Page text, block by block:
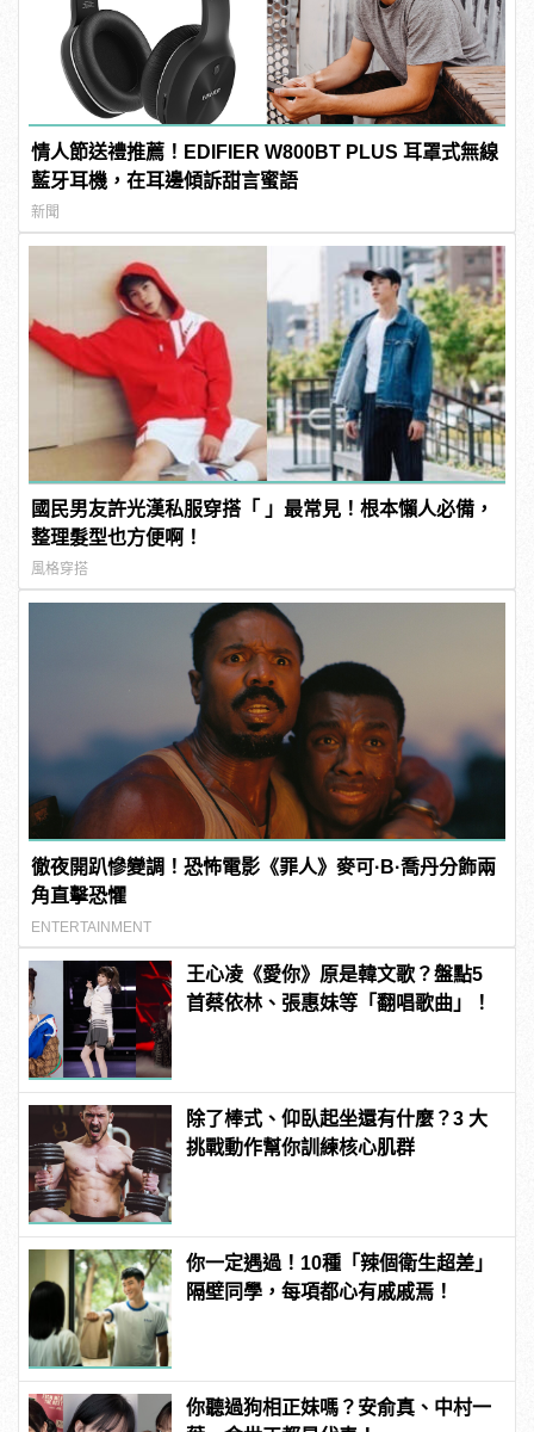
情人節送禮推薦！EDIFIER W800BT PLUS 耳罩式無線
藍牙耳機，在耳邊傾訴甜言蜜語
新聞
國民男友許光漢私服穿搭「 」最常見！根本懶人必備，
整理髮型也方便啊！
風格穿搭
徹夜開趴慘變調！恐怖電影《罪人》麥可·B·喬丹分飾兩
角直擊恐懼
ENTERTAINMENT
王心凌《愛你》原是韓文歌？盤點5
首蔡依林、張惠妹等「翻唱歌曲」！
除了棒式、仰臥起坐還有什麼？3 大
挑戰動作幫你訓練核心肌群
你一定遇過！10種「辣個衛生超差」
隔壁同學，每項都心有戚戚焉！
你聽過狗相正妹嗎？安俞真、中村一